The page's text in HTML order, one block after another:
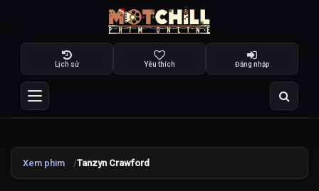
Lịch sử Yêu thích Đăng nhập
Xem phim Tanzyn Crawford